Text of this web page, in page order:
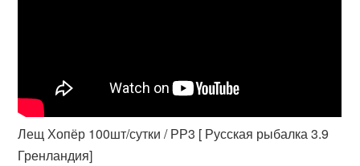
Лещ Хопёр 100шт/сутки / РР3 [ Русская рыбалка 3.9
Гренландия]